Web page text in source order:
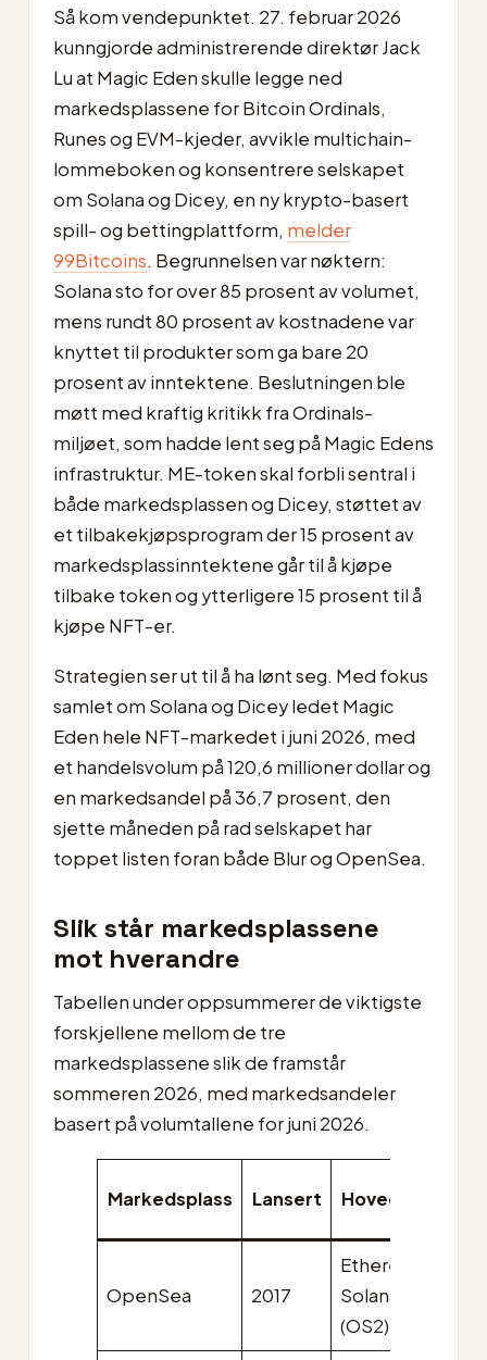
Så kom vendepunktet. 27. februar 2026
kunngjorde administrerende direktør Jack
Lu at Magic Eden skulle legge ned
markedsplassene for Bitcoin Ordinals,
Runes og EVM-kjeder, avvikle multichain-
lommeboken og konsentrere selskapet
om Solana og Dicey, en ny krypto-basert
spill- og bettingplattform, melder
99Bitcoins. Begrunnelsen var nøktern:
Solana sto for over 85 prosent av volumet,
mens rundt 80 prosent av kostnadene var
knyttet til produkter som ga bare 20
prosent av inntektene. Beslutningen ble
møtt med kraftig kritikk fra Ordinals-
miljøet, som hadde lent seg på Magic Edens
infrastruktur. ME-token skal forbli sentral i
både markedsplassen og Dicey, støttet av
et tilbakekjøpsprogram der 15 prosent av
markedsplassinntektene går til å kjøpe
tilbake token og ytterligere 15 prosent til å
kjøpe NFT-er.
Strategien ser ut til å ha lønt seg. Med fokus
samlet om Solana og Dicey ledet Magic
Eden hele NFT-markedet i juni 2026, med
et handelsvolum på 120,6 millioner dollar og
en markedsandel på 36,7 prosent, den
sjette måneden på rad selskapet har
toppet listen foran både Blur og OpenSea.
Slik står markedsplassene
mot hverandre
Tabellen under oppsummerer de viktigste
forskjellene mellom de tre
markedsplassene slik de framstår
sommeren 2026, med markedsandeler
basert på volumtallene for juni 2026.
Markedsplass Lansert Hovedkjede(r)
OpenSea 2017
Ethereum,
Solana m.fl.
(OS2)